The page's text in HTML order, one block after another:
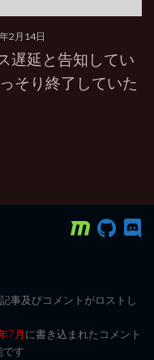
2月14日
遅延と告知してい
そり終了していた
事及びコメントがロストし
7月に書き込まれたコメント
です